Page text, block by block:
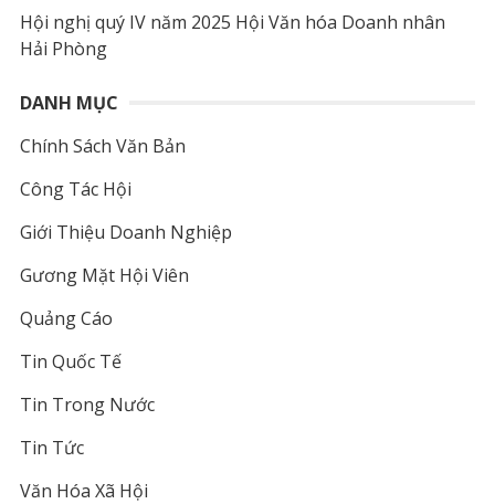
Hội nghị quý IV năm 2025 Hội Văn hóa Doanh nhân
Hải Phòng
DANH MỤC
Chính Sách Văn Bản
Công Tác Hội
Giới Thiệu Doanh Nghiệp
Gương Mặt Hội Viên
Quảng Cáo
Tin Quốc Tế
Tin Trong Nước
Tin Tức
Văn Hóa Xã Hội